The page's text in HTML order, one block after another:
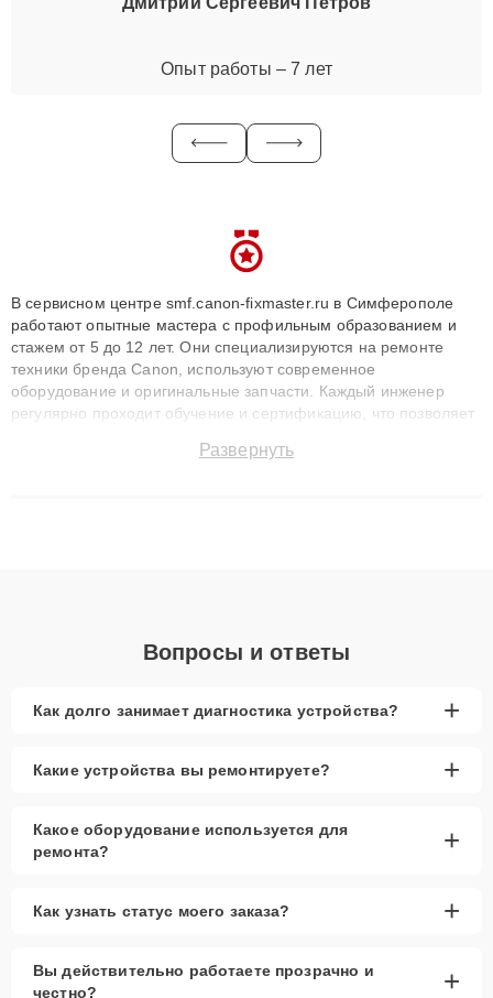
Опыт работы – 7 лет
В сервисном центре smf.canon-fixmaster.ru в Симферополе
работают опытные мастера с профильным образованием и
стажем от 5 до 12 лет. Они специализируются на ремонте
техники бренда Canon, используют современное
оборудование и оригинальные запчасти. Каждый инженер
регулярно проходит обучение и сертификацию, что позволяет
технику с сохранением гарантии до 3 лет. Наши мастера
Развернуть
Вопросы и ответы
Как долго занимает диагностика устройства? +
Какие устройства вы ремонтируете? +
Какое оборудование используется для
ремонта?
+
Как узнать статус моего заказа? +
Вы действительно работаете прозрачно и
честно?
+